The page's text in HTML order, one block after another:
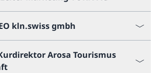
kln.swiss gmbh
Arosa Tourismus